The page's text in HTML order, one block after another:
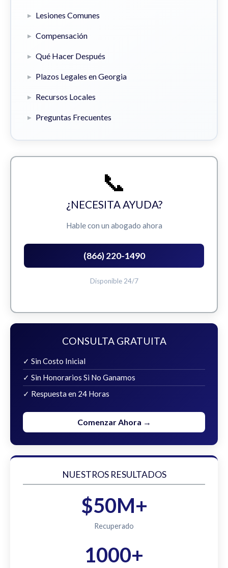
Lesiones Comunes
Compensación
Qué Hacer Después
Plazos Legales en Georgia
Recursos Locales
Preguntas Frecuentes
📞
¿NECESITA AYUDA?
Hable con un abogado ahora
(866) 220-1490
Disponible 24/7
CONSULTA GRATUITA
✓ Sin Costo Inicial
✓ Sin Honorarios Si No Ganamos
✓ Respuesta en 24 Horas
Comenzar Ahora →
NUESTROS RESULTADOS
$50M+
Recuperado
1000+